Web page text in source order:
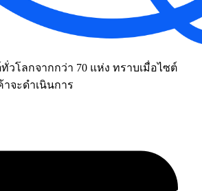
วโลกจากกว่า 70 แห่ง ทราบเมื่อไซต์
จะดำเนินการ